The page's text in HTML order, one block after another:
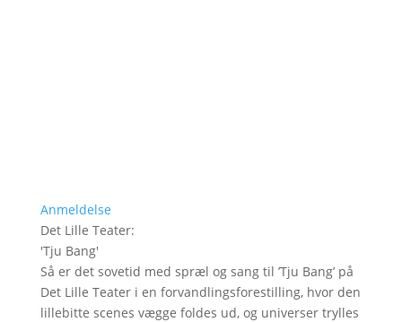
Anmeldelse
Det Lille Teater:
'Tju Bang'
Så er det sovetid med spræl og sang til ’Tju Bang’ på
Det Lille Teater i en forvandlingsforestilling, hvor den
lillebitte scenes vægge foldes ud, og universer trylles